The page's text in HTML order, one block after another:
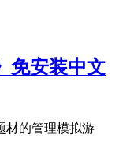
免安装中文
材的管理模拟游